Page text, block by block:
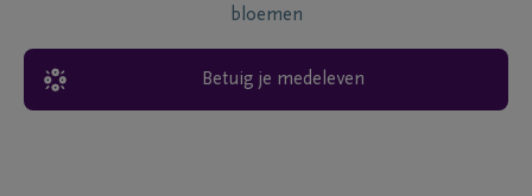
bloemen
Betuig je medeleven